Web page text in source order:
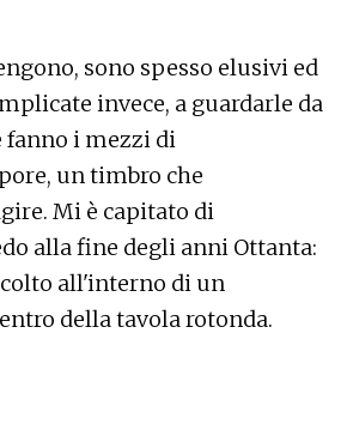
sono spesso elusivi ed
invece, a guardarle da
fanno i mezzi di
un timbro che
Mi è capitato di
alla fine degli anni Ottanta:
all'interno di un
della tavola rotonda.